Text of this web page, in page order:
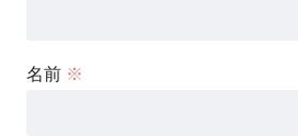
名前 ※